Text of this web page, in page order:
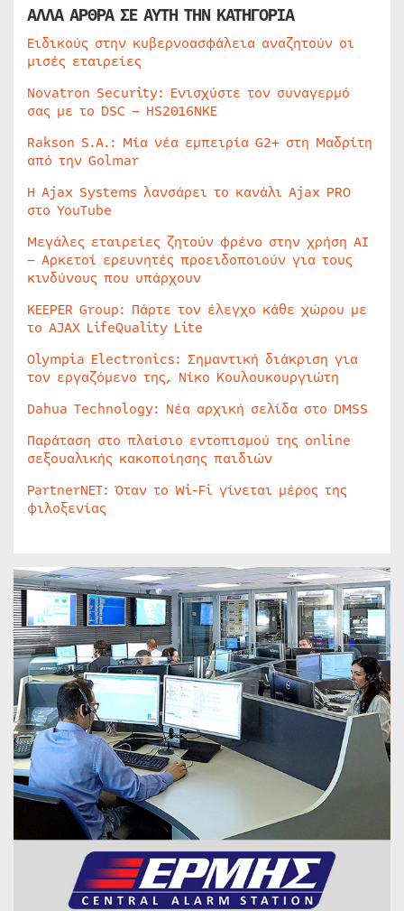
ΑΛΛΑ ΑΡΘΡΑ ΣΕ ΑΥΤΗ ΤΗΝ ΚΑΤΗΓΟΡΙΑ
Ειδικούς στην κυβερνοασφάλεια αναζητούν οι
μισές εταιρείες
Novatron Security: Ενισχύστε τον συναγερμό
σας με το DSC – HS2016NKE
Rakson S.A.: Μία νέα εμπειρία G2+ στη Μαδρίτη
από την Golmar
Η Ajax Systems λανσάρει το κανάλι Ajax PRO
στο YouTube
Μεγάλες εταιρείες ζητούν φρένο στην χρήση AI
– Αρκετοί ερευνητές προειδοποιούν για τους
κινδύνους που υπάρχουν
KEEPER Group: Πάρτε τον έλεγχο κάθε χώρου με
το AJAX LifeQuality Lite
Olympia Electronics: Σημαντική διάκριση για
τον εργαζόμενο της, Νίκο Κουλουκουργιώτη
Dahua Technology: Νέα αρχική σελίδα στο DMSS
Παράταση στο πλαίσιο εντοπισμού της online
σεξουαλικής κακοποίησης παιδιών
PartnerNET: Όταν το Wi-Fi γίνεται μέρος της
φιλοξενίας